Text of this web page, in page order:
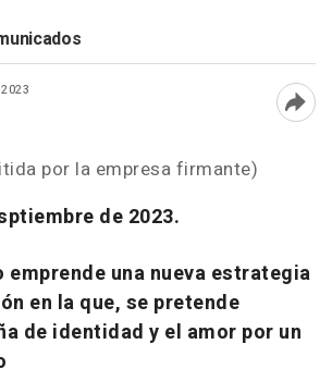
por la empresa firmante)
de 2023.
emprende una nueva estrategia
en la que, se pretende
de identidad y el amor por un